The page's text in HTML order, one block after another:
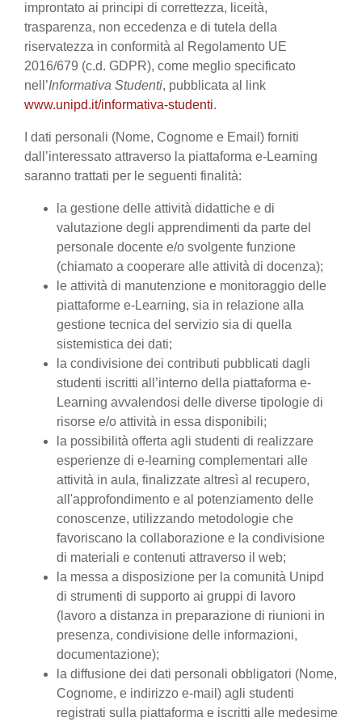
improntato ai principi di correttezza, liceità,
trasparenza, non eccedenza e di tutela della
riservatezza in conformità al Regolamento UE
2016/679 (c.d. GDPR), come meglio specificato
nell’Informativa Studenti, pubblicata al link
www.unipd.it/informativa-studenti.
I dati personali (Nome, Cognome e Email) forniti
dall’interessato attraverso la piattaforma e-Learning
saranno trattati per le seguenti finalità:
la gestione delle attività didattiche e di
valutazione degli apprendimenti da parte del
personale docente e/o svolgente funzione
(chiamato a cooperare alle attività di docenza);
le attività di manutenzione e monitoraggio delle
piattaforme e-Learning, sia in relazione alla
gestione tecnica del servizio sia di quella
sistemistica dei dati;
la condivisione dei contributi pubblicati dagli
studenti iscritti all’interno della piattaforma e-
Learning avvalendosi delle diverse tipologie di
risorse e/o attività in essa disponibili;
la possibilità offerta agli studenti di realizzare
esperienze di e-learning complementari alle
attività in aula, finalizzate altresì al recupero,
all'approfondimento e al potenziamento delle
conoscenze, utilizzando metodologie che
favoriscano la collaborazione e la condivisione
di materiali e contenuti attraverso il web;
la messa a disposizione per la comunità Unipd
di strumenti di supporto ai gruppi di lavoro
(lavoro a distanza in preparazione di riunioni in
presenza, condivisione delle informazioni,
documentazione);
la diffusione dei dati personali obbligatori (Nome,
Cognome, e indirizzo e-mail) agli studenti
registrati sulla piattaforma e iscritti alle medesime